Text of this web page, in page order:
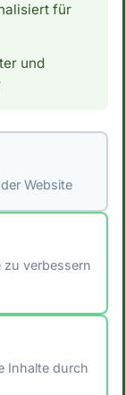
pro
sehr
sein.
für
und
Website
zu verbessern
Inhalte durch